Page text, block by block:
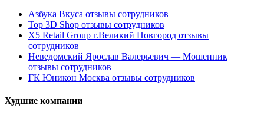
Азбука Вкуса отзывы сотрудников
Top 3D Shop отзывы сотрудников
X5 Retail Group г.Великий Новгород отзывы
сотрудников
Неведомский Ярослав Валерьевич — Мошенник
отзывы сотрудников
ГК Юникон Москва отзывы сотрудников
Худшие компании